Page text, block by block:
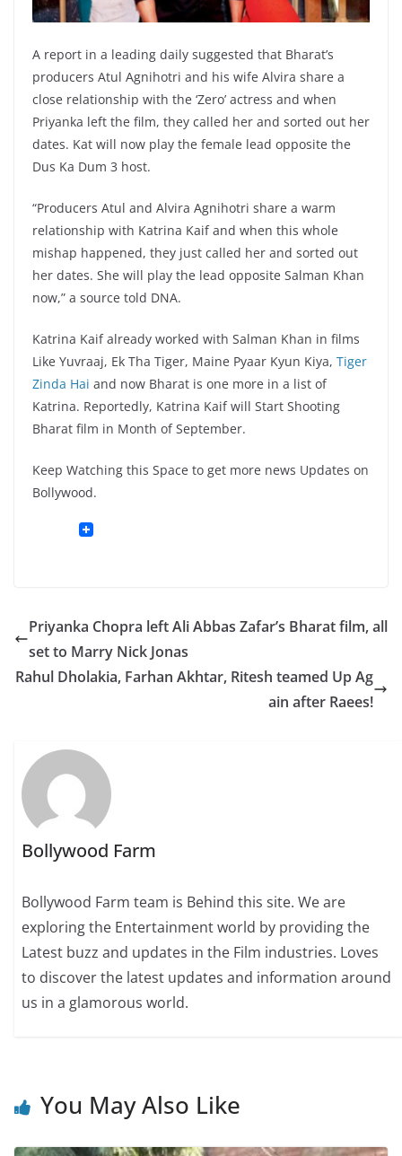
A report in a leading daily suggested that Bharat’s
producers Atul Agnihotri and his wife Alvira share a
close relationship with the ‘Zero’ actress and when
Priyanka left the film, they called her and sorted out her
dates. Kat will now play the female lead opposite the
Dus Ka Dum 3 host.
“Producers Atul and Alvira Agnihotri share a warm
relationship with Katrina Kaif and when this whole
mishap happened, they just called her and sorted out
her dates. She will play the lead opposite Salman Khan
now,” a source told DNA.
Katrina Kaif already worked with Salman Khan in films
Like Yuvraaj, Ek Tha Tiger, Maine Pyaar Kyun Kiya, Tiger
Zinda Hai and now Bharat is one more in a list of
Katrina. Reportedly, Katrina Kaif will Start Shooting
Bharat film in Month of September.
Keep Watching this Space to get more news Updates on
Bollywood.
Priyanka Chopra left Ali Abbas Zafar’s Bharat film, all
set to Marry Nick Jonas
Rahul Dholakia, Farhan Akhtar, Ritesh teamed Up Ag
ain after Raees!
Bollywood Farm
Bollywood Farm team is Behind this site. We are
exploring the Entertainment world by providing the
Latest buzz and updates in the Film industries. Loves
to discover the latest updates and information around
us in a glamorous world.
You May Also Like